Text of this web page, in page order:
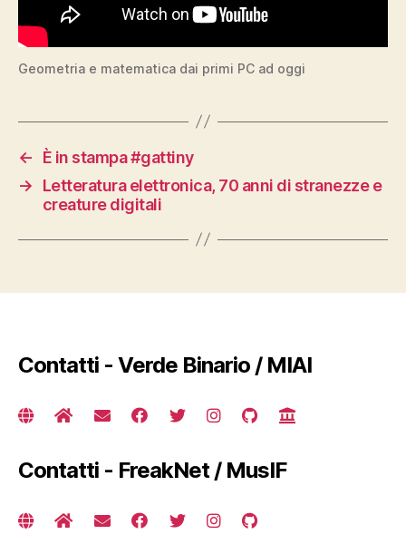
Geometria e matematica dai primi PC ad oggi
←
È in stampa #gattiny
→
Letteratura elettronica, 70 anni di stranezze e
creature digitali
Contatti - Verde Binario / MIAI
Contatti - FreakNet / MusIF